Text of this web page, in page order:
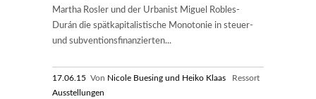
Martha Rosler und der Urbanist Miguel Robles-
Durán die spätkapitalistische Monotonie in steuer-
und subventionsfinanzierten...
17.06.15 Von Nicole Buesing und Heiko Klaas Ressort
Ausstellungen